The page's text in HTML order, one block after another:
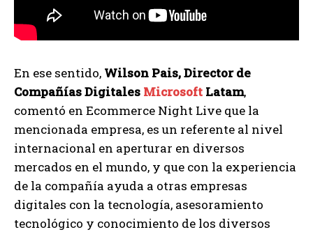
En ese sentido, Wilson Pais, Director de
Compañías Digitales Microsoft Latam,
comentó en Ecommerce Night Live que la
mencionada empresa, es un referente al nivel
internacional en aperturar en diversos
mercados en el mundo, y que con la experiencia
de la compañía ayuda a otras empresas
digitales con la tecnología, asesoramiento
tecnológico y conocimiento de los diversos